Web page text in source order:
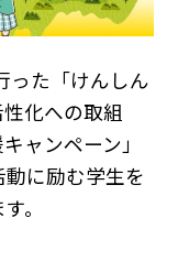
った「けんしん
化への取組
ャンペーン」
に励む学生を
。